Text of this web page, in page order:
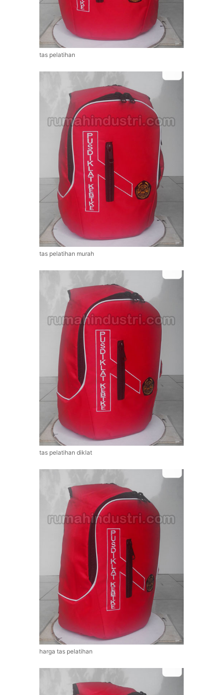
tas pelatihan
tas pelatihan murah
tas pelatihan diklat
harga tas pelatihan